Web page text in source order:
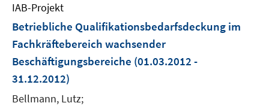
IAB-Projekt
Betriebliche Qualifikationsbedarfsdeckung im
Fachkräftebereich wachsender
Beschäftigungsbereiche (01.03.2012 -
31.12.2012)
Bellmann, Lutz;